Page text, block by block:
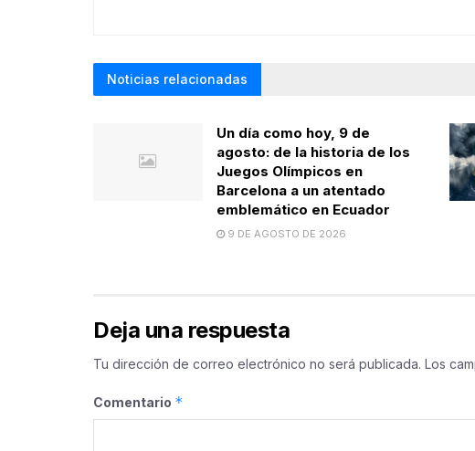
Noticias relacionadas
Un día como hoy, 9 de
agosto: de la historia de los
Juegos Olímpicos en
Barcelona a un atentado
emblemático en Ecuador
9 DE AGOSTO DE 2026
Deja una respuesta
Tu dirección de correo electrónico no será publicada. Los
Comentario *